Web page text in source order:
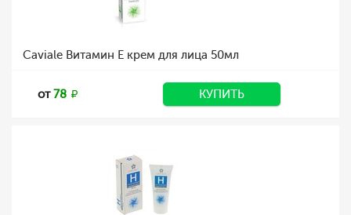
Caviale Витамин Е крем для лица 50мл
от78 КУПИТЬ